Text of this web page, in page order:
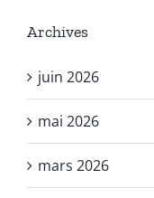
Archives
juin 2026
mai 2026
mars 2026